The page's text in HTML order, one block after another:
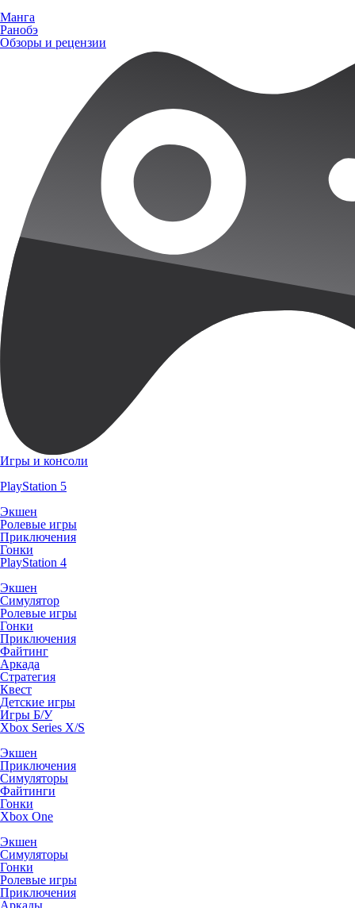
Манга
Ранобэ
Обзоры и рецензии
Игры и консоли
PlayStation 5
Экшен
Ролевые игры
Приключения
Гонки
PlayStation 4
Экшен
Симулятор
Ролевые игры
Гонки
Приключения
Файтинг
Аркада
Стратегия
Квест
Детские игры
Игры Б/У
Xbox Series X/S
Экшен
Приключения
Симуляторы
Файтинги
Гонки
Xbox One
Экшен
Симуляторы
Гонки
Ролевые игры
Приключения
Аркады